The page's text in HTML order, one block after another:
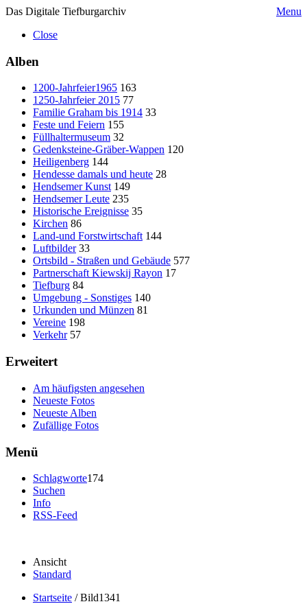
Das Digitale Tiefburgarchiv
Menu
Close
Alben
1200-Jahrfeier1965 163
1250-Jahrfeier 2015 77
Familie Graham bis 1914 33
Feste und Feiern 155
Füllhaltermuseum 32
Gedenksteine-Gräber-Wappen 120
Heiligenberg 144
Hendesse damals und heute 28
Hendsemer Kunst 149
Hendsemer Leute 235
Historische Ereignisse 35
Kirchen 86
Land-und Forstwirtschaft 144
Luftbilder 33
Ortsbild - Straßen und Gebäude 577
Partnerschaft Kiewskij Rayon 17
Tiefburg 84
Umgebung - Sonstiges 140
Urkunden und Münzen 81
Vereine 198
Verkehr 57
Erweitert
Am häufigsten angesehen
Neueste Fotos
Neueste Alben
Zufällige Fotos
Menü
Schlagworte174
Suchen
Info
RSS-Feed
Ansicht
Standard
Startseite /Bild1341